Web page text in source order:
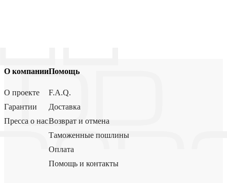
О компании
О проекте
Гарантии
Пресса о нас
Помощь
F.A.Q.
Доставка
Возврат и отмена
Таможенные пошлины
Оплата
Помощь и контакты